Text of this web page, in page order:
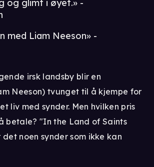
og glimt i øyet.» -
med Liam Neeson» -
irsk landsby blir en
Neeson) tvunget til å kjempe for
liv med synder. Men hvilken pris
betale? "In the Land of Saints
det noen synder som ikke kan